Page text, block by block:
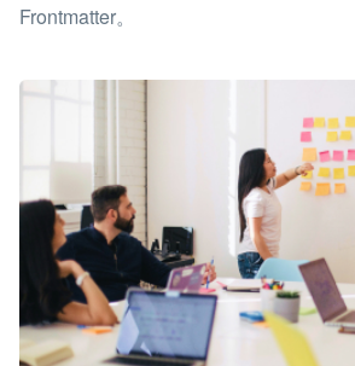
Frontmatter。